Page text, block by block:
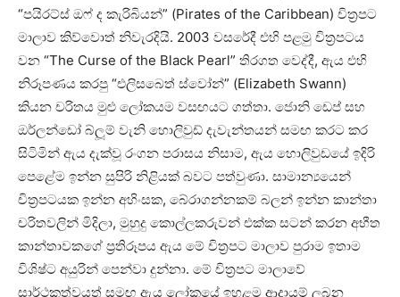
“පයිරට්ස් ඔෆ් ද කැරිබියන්” (Pirates of the Caribbean) චිත්‍රපට
මාලාව කිව්වොත් නිවැරදියි. 2003 වසරේදී එහි පළමු චිත්‍රපටය
වන “The Curse of the Black Pearl” තිරගත වෙද්දී, ඇය එහි
නිරූපණය කරපු “එලිසබෙත් ස්වෝන්” (Elizabeth Swann)
කියන චරිතය මුළු ලෝකයම වසඟයට ගත්තා. ජොනි ඩෙප් සහ
ඔර්ලන්ඩෝ බ්ලූම් වැනි හොලිවුඩ් දැවැන්තයන් සමඟ කරට කර
සිටිමින් ඇය දැක්වූ රංගන පරාසය නිසාම, ඇය හොලිවුඩයේ ඉදිරි
පෙළේම ඉන්න සුපිරි නිළියක් බවට පත්වුණා. සාමාන්‍යයෙන්
චිත්‍රපටයක ඉන්න අහිංසක, බේරාගන්නකම් බලන් ඉන්න කාන්තා
චරිතවලින් මිදිලා, මුහුදු කොල්ලකරුවන් එක්ක සටන් කරන අභීත
කාන්තාවකගේ ප්‍රතිරූපය ඇය මේ චිත්‍රපට මාලාව පුරාම ඉතාම
විශිෂ්ට අයුරින් පෙන්වා දුන්නා. මේ චිත්‍රපට මාලාවේ
සාර්ථකත්වයත් සමඟ ඇය ලෝකයේ ඉහළම ආදායම් ලබන